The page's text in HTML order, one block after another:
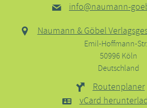
info@naumann-
Naumann & Göbel
Emil-Hoffmann-
50996 Köln
Deutschland
Routenplaner
vCard